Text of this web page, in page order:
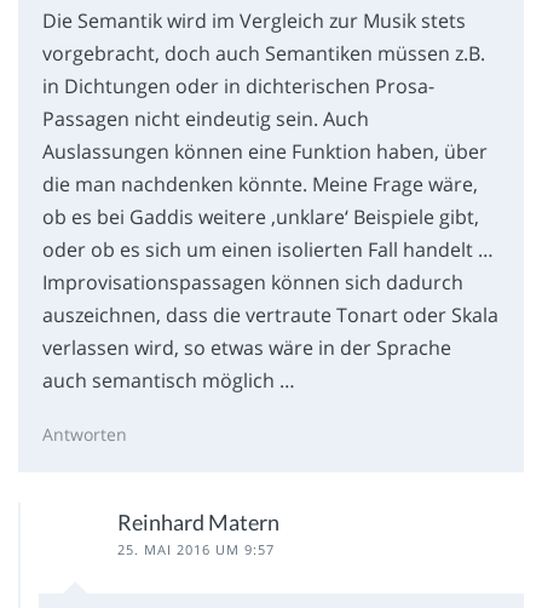
Die Semantik wird im Vergleich zur Musik stets
vorgebracht, doch auch Semantiken müssen z.B.
in Dichtungen oder in dichterischen Prosa-
Passagen nicht eindeutig sein. Auch
Auslassungen können eine Funktion haben, über
die man nachdenken könnte. Meine Frage wäre,
ob es bei Gaddis weitere ‚unklare‘ Beispiele gibt,
oder ob es sich um einen isolierten Fall handelt …
Improvisationspassagen können sich dadurch
auszeichnen, dass die vertraute Tonart oder Skala
verlassen wird, so etwas wäre in der Sprache
auch semantisch möglich …
Antworten
Reinhard Matern
25. MAI 2016 UM 9:57